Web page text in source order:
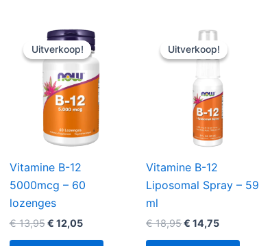
Uitverkoop!
Uitverkoop!
Vitamine B-12
5000mcg – 60
lozenges
€13,95 Oorspronkelijke
€ 12,05Huidige
Uitverkoop!
Uitverkoop!
Vitamine B-12
Liposomal Spray – 59
ml
€18,95Oorspronkelijke
€ 14,75Huidige